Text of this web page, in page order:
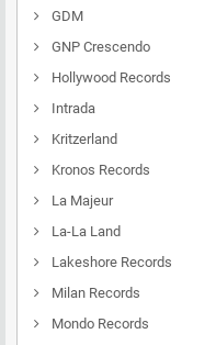
GDM
GNP Crescendo
Hollywood Records
Intrada
Kritzerland
Kronos Records
La Majeur
La-La Land
Lakeshore Records
Milan Records
Mondo Records